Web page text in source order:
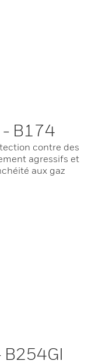
B174
contre des
agressifs et
aux gaz